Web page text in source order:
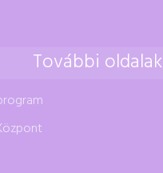
További oldalak